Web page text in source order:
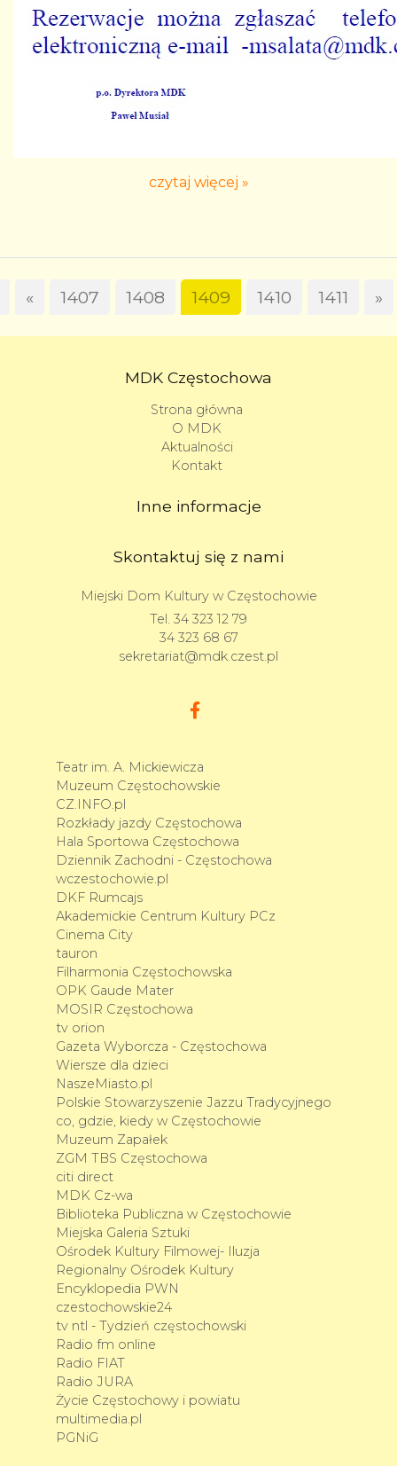
czytaj więcej »
« 1407 1408 1409 1410 1411 »
MDK Częstochowa
Strona główna
O MDK
Aktualności
Kontakt
Inne informacje
Skontaktuj się z nami
Miejski Dom Kultury w Częstochowie
Tel. 34 323 12 79
34 323 68 67
sekretariat@mdk.czest.pl
Teatr im. A. Mickiewicza
Muzeum Częstochowskie
CZ.INFO.pl
Rozkłady jazdy Częstochowa
Hala Sportowa Częstochowa
Dziennik Zachodni - Częstochowa
wczestochowie.pl
DKF Rumcajs
Akademickie Centrum Kultury PCz
Cinema City
tauron
Filharmonia Częstochowska
OPK Gaude Mater
MOSIR Częstochowa
tv orion
Gazeta Wyborcza - Częstochowa
Wiersze dla dzieci
NaszeMiasto.pl
Polskie Stowarzyszenie Jazzu Tradycyjnego
co, gdzie, kiedy w Częstochowie
Muzeum Zapałek
ZGM TBS Częstochowa
citi direct
MDK Cz-wa
Biblioteka Publiczna w Częstochowie
Miejska Galeria Sztuki
Ośrodek Kultury Filmowej- Iluzja
Regionalny Ośrodek Kultury
Encyklopedia PWN
czestochowskie24
tv ntl - Tydzień częstochowski
Radio fm online
Radio FIAT
Radio JURA
Życie Częstochowy i powiatu
multimedia.pl
PGNiG